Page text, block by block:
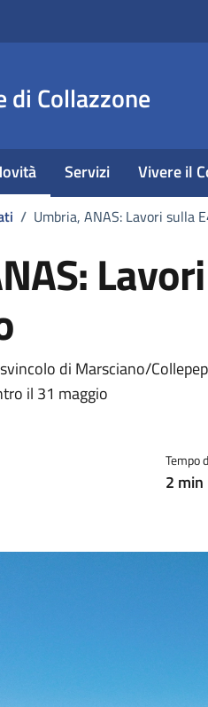
di Collazzone
Servizi Vivere il
/ Umbria, ANAS: Lavori sulla
notizia
di Marsciano/
il 31 maggio
Tempo
2 min